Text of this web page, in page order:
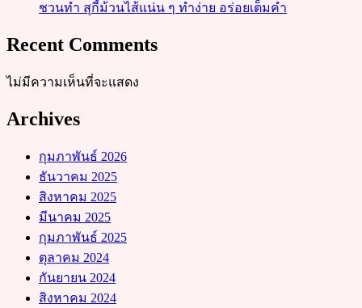
ชวนทำ สุกี้ม้วนไส้แน่น ๆ ทำง่าย อร่อยเต็มคำ
Recent Comments
ไม่มีความเห็นที่จะแสดง
Archives
กุมภาพันธ์ 2026
ธันวาคม 2025
สิงหาคม 2025
มีนาคม 2025
กุมภาพันธ์ 2025
ตุลาคม 2024
กันยายน 2024
สิงหาคม 2024